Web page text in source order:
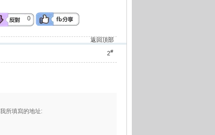
0
返回頂部
2#
所填寫的地址: